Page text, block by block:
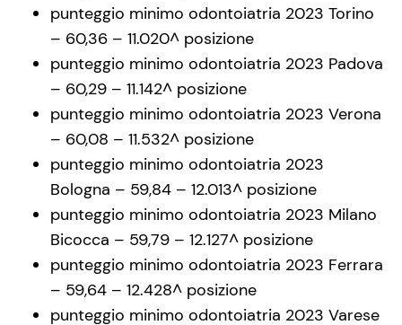
punteggio minimo odontoiatria 2023 Torino
– 60,36 – 11.020^ posizione
punteggio minimo odontoiatria 2023 Padova
– 60,29 – 11.142^ posizione
punteggio minimo odontoiatria 2023 Verona
– 60,08 – 11.532^ posizione
punteggio minimo odontoiatria 2023
Bologna – 59,84 – 12.013^ posizione
punteggio minimo odontoiatria 2023 Milano
Bicocca – 59,79 – 12.127^ posizione
punteggio minimo odontoiatria 2023 Ferrara
– 59,64 – 12.428^ posizione
punteggio minimo odontoiatria 2023 Varese